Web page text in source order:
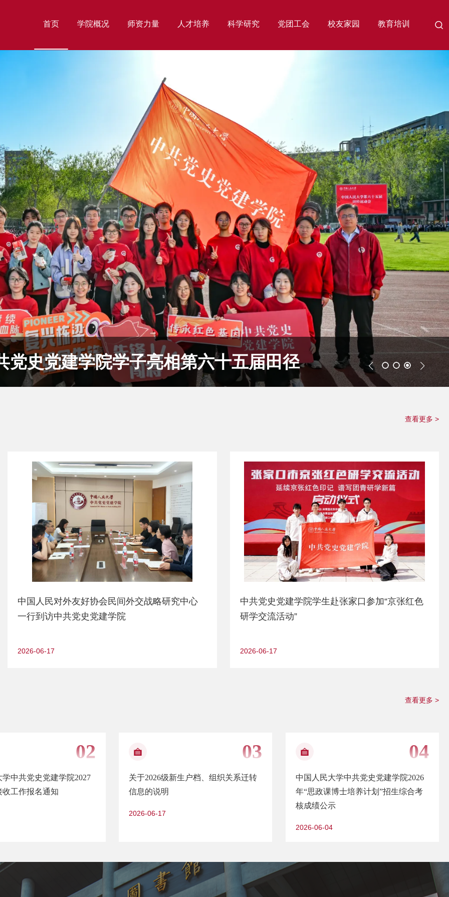
首页 学院概况 师资力量 人才培养 科学研究 党团工会 校友家园 教育培训
党史党建学院学子亮相第六十五届田径
查看更多 >
中国人民对外友好协会民间外交战略研究中心
一行到访中共党史党建学院
2026-06-17
中共党史党建学院学生赴张家口参加“京张红色
研学交流活动”
2026-06-17
查看更多 >
中共党史党建学院2027
工作报名通知
关于2026级新生户档、组织关系迁转
信息的说明
2026-06-17
中国人民大学中共党史党建学院2026
年“思政课博士培养计划”招生综合考
核成绩公示
2026-06-04